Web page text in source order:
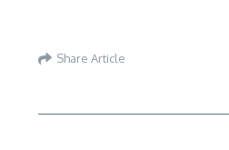
Share Article